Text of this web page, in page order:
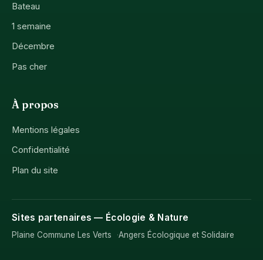
Bateau
1 semaine
Décembre
Pas cher
À propos
Mentions légales
Confidentialité
Plan du site
Sites partenaires — Écologie & Nature
Plaine Commune Les Verts Angers Écologique et Solidaire